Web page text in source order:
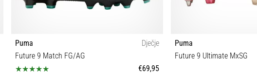
Puma
Dječje
Future 9 Match FG/AG
€69,95
Puma
Future 9 Ultimate MxSG